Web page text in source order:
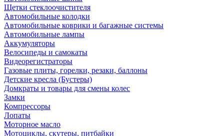
Щетки стеклоочистителя
Автомобильные колодки
Автомобильные коврики и багажные системы
Автомобильные лампы
Аккумуляторы
Велосипеды и самокаты
Видеорегистраторы
Газовые плиты, горелки, резаки, баллоны
Детские кресла (Бустеры)
Домкраты и товары для смены колес
Замки
Компрессоры
Лопаты
Моторное масло
Мотоциклы, скутеры, питбайки